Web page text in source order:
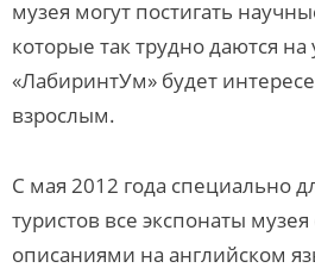
музея могут постигать
которые так трудно даются на
«ЛабиринтУм» будет
взрослым.
С мая 2012 года специально
туристов все экспонаты
описаниями на английском